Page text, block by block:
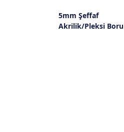
5mm Şeffaf
Akrilik/Pleksi Boru